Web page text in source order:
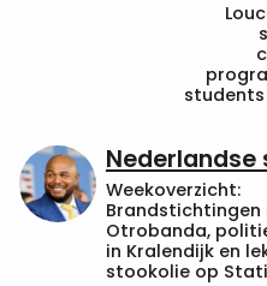
Nederlandse
Weekoverzicht:
Brandstichtingen
Otrobanda,
in Kralendijk en
stookolie op